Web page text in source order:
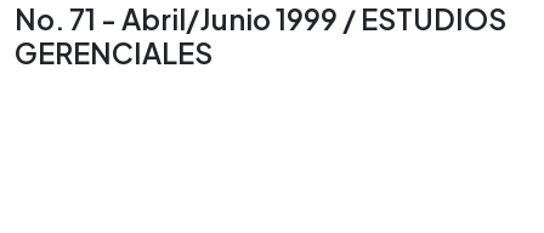
No. 71 - Abril/Junio 1999 / ESTUDIOS
GERENCIALES